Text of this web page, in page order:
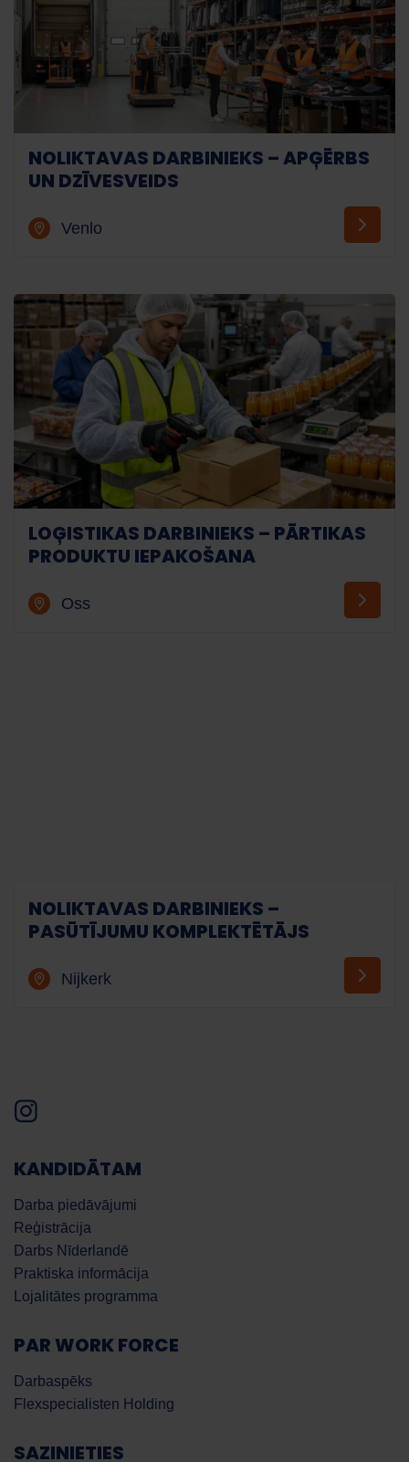
NOLIKTAVAS DARBINIEKS – APĢĒRBS
UN DZĪVESVEIDS
Venlo
LOĢISTIKAS DARBINIEKS – PĀRTIKAS
PRODUKTU IEPAKOŠANA
Oss
NOLIKTAVAS DARBINIEKS –
PASŪTĪJUMU KOMPLEKTĒTĀJS
Nijkerk
KANDIDĀTAM
Darba piedāvājumi
Reģistrācija
Darbs Nīderlandē
Praktiska informācija
Lojalitātes programma
PAR WORK FORCE
Darbaspēks
Flexspecialisten Holding
SAZINIETIES